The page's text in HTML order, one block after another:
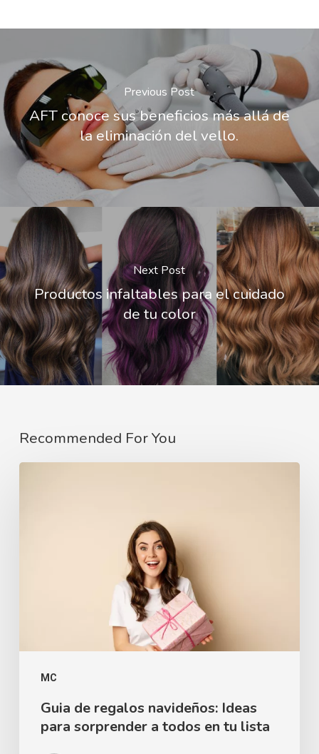
Previous Post
AFT conoce sus beneficios más allá de
la eliminación del vello.
Next Post
Productos infaltables para el cuidado
de tu color
Recommended For You
MC
Guia de regalos navideños: Ideas
para sorprender a todos en tu lista